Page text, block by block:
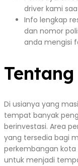
driver kami
Info lengkap
dan nomor
anda mengisi
Di usianya yang
tempat banyak
berinvestasi. Area
yang tersedia bagi
perkembangan kota
untuk menjadi